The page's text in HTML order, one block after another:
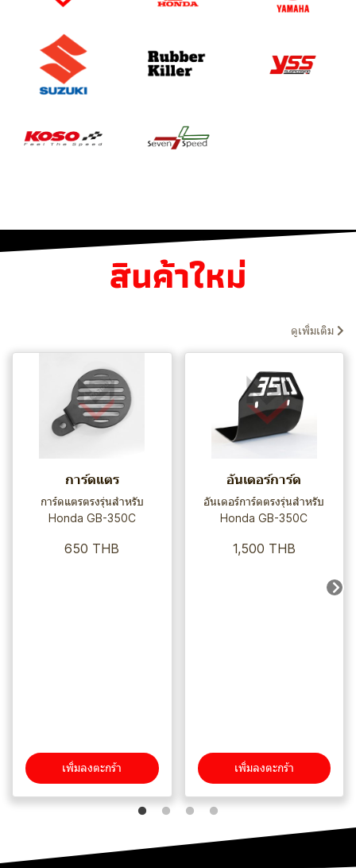
สินค้าใหม่
ดูเพิ่มเติม
การ์ดแตร
การ์ดแตรตรงรุ่นสำหรับ
Honda GB-350C
650 THB
เพิ่มลงตะกร้า
อันเดอร์การ์ด
อันเดอร์การ์ดตรงรุ่นสำหรับ
Honda GB-350C
1,500 THB
เพิ่มลงตะกร้า